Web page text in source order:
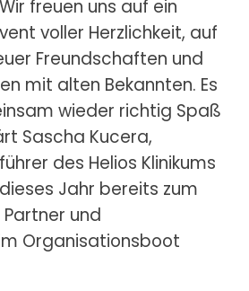
freuen uns auf ein
voller Herzlichkeit, auf
Freundschaften und
mit alten Bekannten. Es
wieder richtig Spaß
Sascha Kucera,
des Helios Klinikums
Jahr bereits zum
und
Organisationsboot